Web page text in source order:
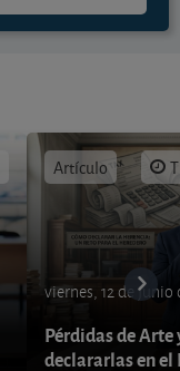
Artículo
viernes, 12 de junio
Pérdidas de
declararlas en el